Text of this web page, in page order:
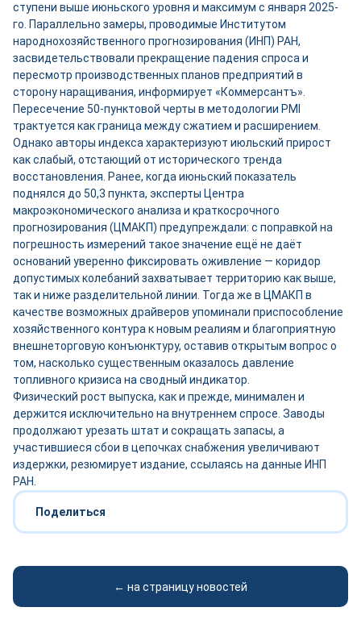
ступени выше июньского уровня и максимум с января 2025-
го. Параллельно замеры, проводимые Институтом
народнохозяйственного прогнозирования (ИНП) РАН,
засвидетельствовали прекращение падения спроса и
пересмотр производственных планов предприятий в
сторону наращивания, информирует «Коммерсантъ».
Пересечение 50-пунктовой черты в методологии PMI
трактуется как граница между сжатием и расширением.
Однако авторы индекса характеризуют июльский прирост
как слабый, отстающий от исторического тренда
восстановления. Ранее, когда июньский показатель
поднялся до 50,3 пункта, эксперты Центра
макроэкономического анализа и краткосрочного
прогнозирования (ЦМАКП) предупреждали: с поправкой на
погрешность измерений такое значение ещё не даёт
оснований уверенно фиксировать оживление — коридор
допустимых колебаний захватывает территорию как выше,
так и ниже разделительной линии. Тогда же в ЦМАКП в
качестве возможных драйверов упоминали приспособление
хозяйственного контура к новым реалиям и благоприятную
внешнеторговую конъюнктуру, оставив открытым вопрос о
том, насколько существенным оказалось давление
топливного кризиса на сводный индикатор.
Физический рост выпуска, как и прежде, минимален и
держится исключительно на внутреннем спросе. Заводы
продолжают урезать штат и сокращать запасы, а
участившиеся сбои в цепочках снабжения увеличивают
издержки, резюмирует издание, ссылаясь на данные ИНП
РАН.
Поделиться
← на страницу новостей